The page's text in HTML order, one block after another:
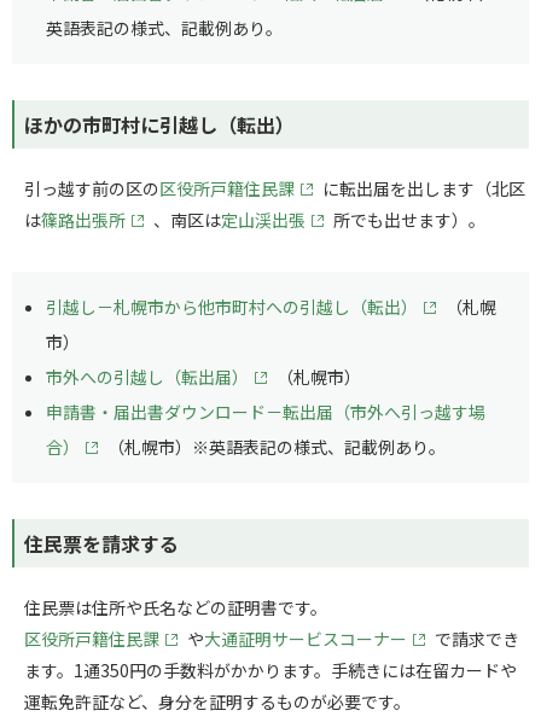
英語表記の様式、記載例あり。
ほかの市町村に引越し（転出）
引っ越す前の区の区役所戸籍住民課
に転出届を出します（北区
は篠路出張所 、南区は定山渓出張 所でも出せます）。
引越し－札幌市から他市町村への引越し（転出）
（札幌
市）
市外への引越し（転出届）
（札幌市）
申請書・届出書ダウンロード－転出届（市外へ引っ越す場
合）
（札幌市）※英語表記の様式、記載例あり。
住民票を請求する
住民票は住所や氏名などの証明書です。
区役所戸籍住民課
や大通証明サービスコーナー
で請求でき
ます。1通350円の手数料がかかります。手続きには在留カードや
運転免許証など、身分を証明するものが必要です。